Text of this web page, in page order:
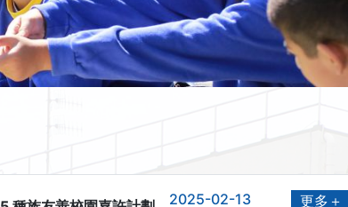
2025-02-13 更多＋